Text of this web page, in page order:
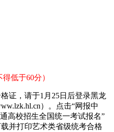
低于60分）
证，请于1月25日后登录黑龙
）。点击“网报中
高校招生全国统一考试报名”
并打印艺术类省级统考合格